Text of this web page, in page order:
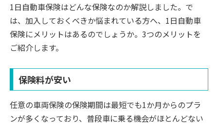
1日自動車保険はどんな保険なのか解説しました。で
は、加入しておくべきか悩まれている方へ、1日自動車
保険にメリットはあるのでしょうか。3つのメリットを
ご紹介します。
保険料が安い
任意の車両保険の保険期間は最短でも1か月からのプラ
ンが多くなっており、普段車に乗る機会がほとんどない